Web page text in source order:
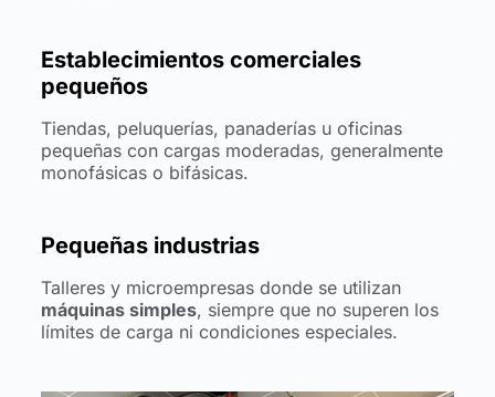
Establecimientos comerciales
pequeños
Tiendas, peluquerías, panaderías u oficinas
pequeñas con cargas moderadas, generalmente
monofásicas o bifásicas.
Pequeñas industrias
Talleres y microempresas donde se utilizan
máquinas simples, siempre que no superen los
límites de carga ni condiciones especiales.